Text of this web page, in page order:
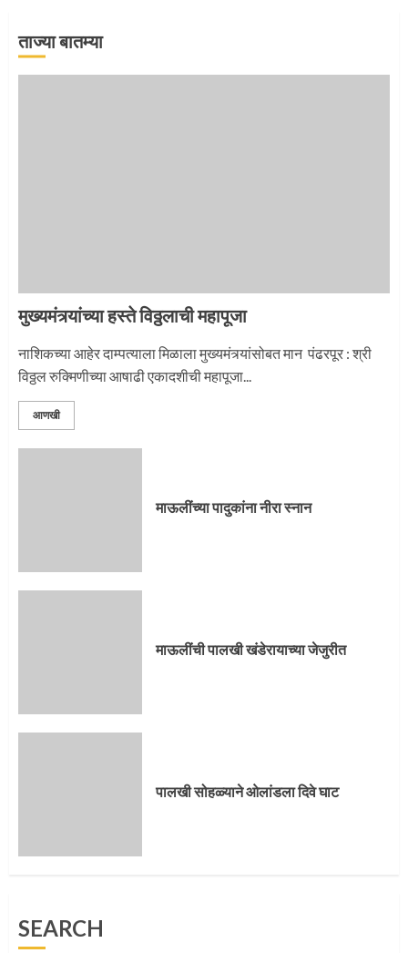
ताज्या बातम्या
मुख्यमंत्र्यांच्या हस्ते विठ्ठलाची महापूजा
नाशिकच्या आहेर दाम्पत्याला मिळाला मुख्यमंत्र्यांसोबत मान पंढरपूर : श्री
विठ्ठल रुक्मिणीच्या आषाढी एकादशीची महापूजा...
आणखी
माऊलींच्या पादुकांना नीरा स्नान
माऊलींची पालखी खंडेरायाच्या जेजुरीत
पालखी सोहळ्याने ओलांडला दिवे घाट
SEARCH